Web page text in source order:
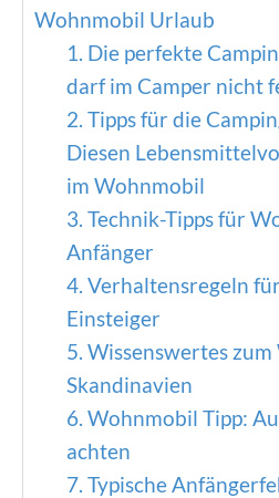
Wohnmobil Urlaub
1. Die perfekte
darf im Camper nicht
2. Tipps für die
Diesen
im Wohnmobil
3. Technik-Tipps für
Anfänger
4. Verhaltensregeln
Einsteiger
5. Wissenswertes
Skandinavien
6. Wohnmobil Tipp:
achten
7. Typische